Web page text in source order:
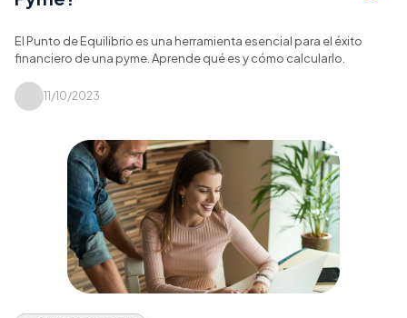
El Punto de Equilibrio es una herramienta esencial para el éxito
financiero de una pyme. Aprende qué es y cómo calcularlo.
11/10/2023